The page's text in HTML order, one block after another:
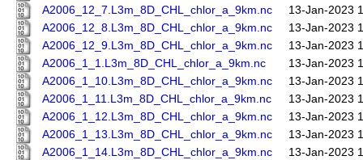
A2006_12_7.L3m_8D_CHL_chlor_a_9km.nc
13-Jan-2023
A2006_12_8.L3m_8D_CHL_chlor_a_9km.nc
13-Jan-2023
A2006_12_9.L3m_8D_CHL_chlor_a_9km.nc
13-Jan-2023
A2006_1_1.L3m_8D_CHL_chlor_a_9km.nc
13-Jan-2023
A2006_1_10.L3m_8D_CHL_chlor_a_9km.nc
13-Jan-2023
A2006_1_11.L3m_8D_CHL_chlor_a_9km.nc
13-Jan-2023
A2006_1_12.L3m_8D_CHL_chlor_a_9km.nc
13-Jan-2023
A2006_1_13.L3m_8D_CHL_chlor_a_9km.nc
13-Jan-2023
A2006_1_14.L3m_8D_CHL_chlor_a_9km.nc
13-Jan-2023